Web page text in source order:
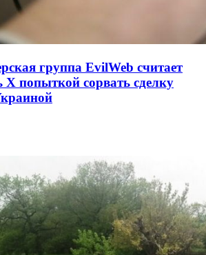
группа EvilWeb считает
Х попыткой сорвать сделку